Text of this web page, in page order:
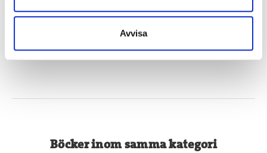
Avvisa
Böcker inom samma kategori